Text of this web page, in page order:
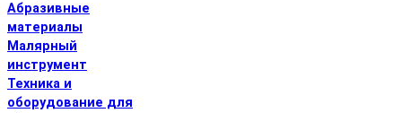
Абразивные
материалы
Малярный
инструмент
Техника и
оборудование для